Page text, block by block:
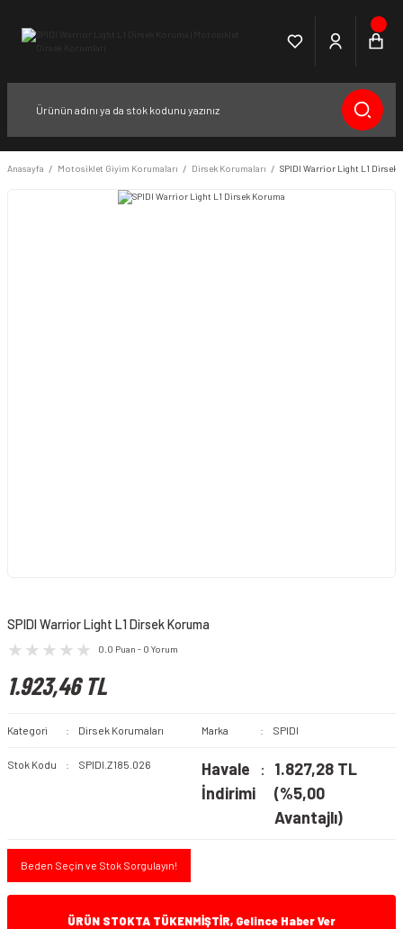
Anasayfa Motosiklet Giyim Korumaları Dirsek Korumaları SPIDI Warrior Light L1 Dirsek
SPIDI Warrior Light L1 Dirsek Koruma
0.0 Puan - 0 Yorum
1.923,46 TL
Kategori Dirsek Korumaları Marka SPIDI
Stok Kodu SPIDI.Z185.026
Havale
İndirimi
1.827,28 TL
(%5,00
Avantajlı)
Beden Seçin ve Stok Sorgulayın!
ÜRÜN STOKTA TÜKENMİŞTİR, Gelince Haber Ver